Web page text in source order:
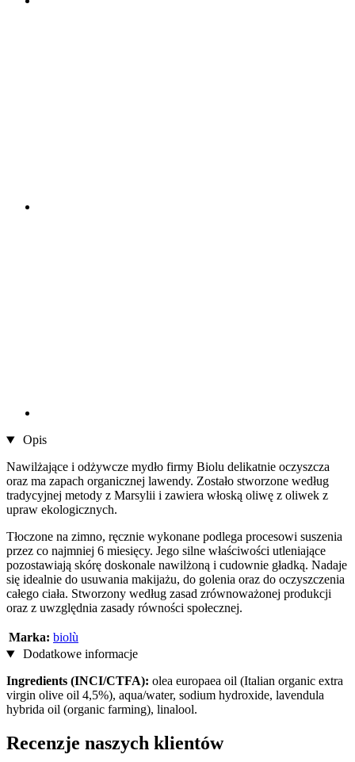
Opis
Nawilżające i odżywcze mydło firmy Biolu delikatnie oczyszcza
oraz ma zapach organicznej lawendy. Zostało stworzone według
tradycyjnej metody z Marsylii i zawiera włoską oliwę z oliwek z
upraw ekologicznych.
Tłoczone na zimno, ręcznie wykonane podlega procesowi suszenia
przez co najmniej 6 miesięcy. Jego silne właściwości utleniające
pozostawiają skórę doskonale nawilżoną i cudownie gładką. Nadaje
się idealnie do usuwania makijażu, do golenia oraz do oczyszczenia
całego ciała. Stworzony według zasad zrównoważonej produkcji
oraz z uwzględnia zasady równości społecznej.
Marka: biolù
Dodatkowe informacje
Ingredients (INCI/CTFA): olea europaea oil (Italian organic extra
virgin olive oil 4,5%), aqua/water, sodium hydroxide, lavendula
hybrida oil (organic farming), linalool.
Recenzje naszych klientów